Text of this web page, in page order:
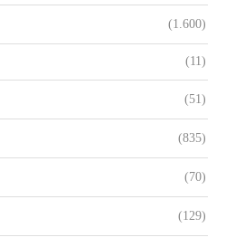
(1.600)
(11)
(51)
(835)
(70)
(129)